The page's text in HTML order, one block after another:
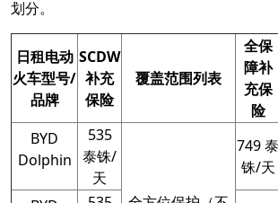
划分。
日租电动
火车型号/
品牌
SCDW
补充
保险
覆盖范围列表
全保
障补
充保
险
BYD
Dolphin
535
泰铢/
天
749 泰
铢/天